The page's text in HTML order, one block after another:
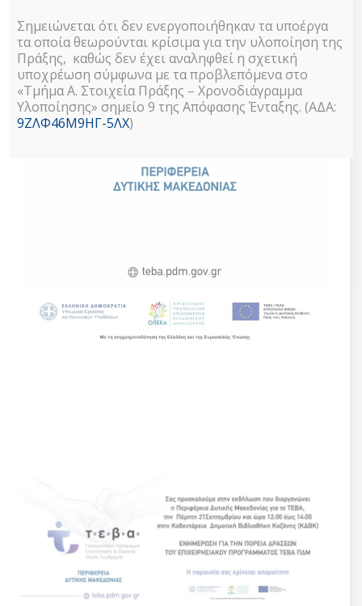
Σημειώνεται ότι δεν ενεργοποιήθηκαν τα υποέργα
τα οποία θεωρούνται κρίσιμα για την υλοποίηση της
Πράξης, καθώς δεν έχει αναληφθεί η σχετική
υποχρέωση σύμφωνα με τα προβλεπόμενα στο
«Τμήμα Α. Στοιχεία Πράξης – Χρονοδιάγραμμα
Υλοποίησης» σημείο 9 της Απόφασης Ένταξης. (ΑΔΑ:
9ΖΛΦ46Μ9ΗΓ-5ΛΧ)